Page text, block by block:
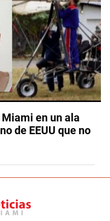
en un ala
de EEUU que no